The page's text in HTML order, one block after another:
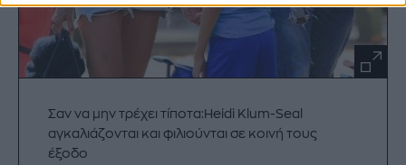
Σαν να μην τρέχει τίποτα:Heidi Klum-Seal
αγκαλιάζονται και φιλιούνται σε κοινή τους
έξοδο